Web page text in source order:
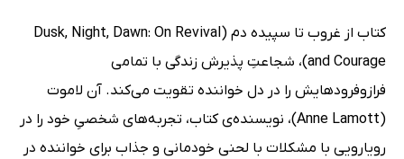
کتاب از غروب تا سپیده دم (Dusk, Night, Dawn: On Revival
and Courage)، شجاعتِ پذیرش زندگی با تمامی
فرازوفرود‌هایش را در دل خواننده تقویت می‌کند. آن لاموت
(Anne Lamott)، نویسنده‌ی کتاب، تجربه‌های شخصیِ خود را در
رویارویی با مشکلات با لحنی خودمانی و جذاب برای خواننده در